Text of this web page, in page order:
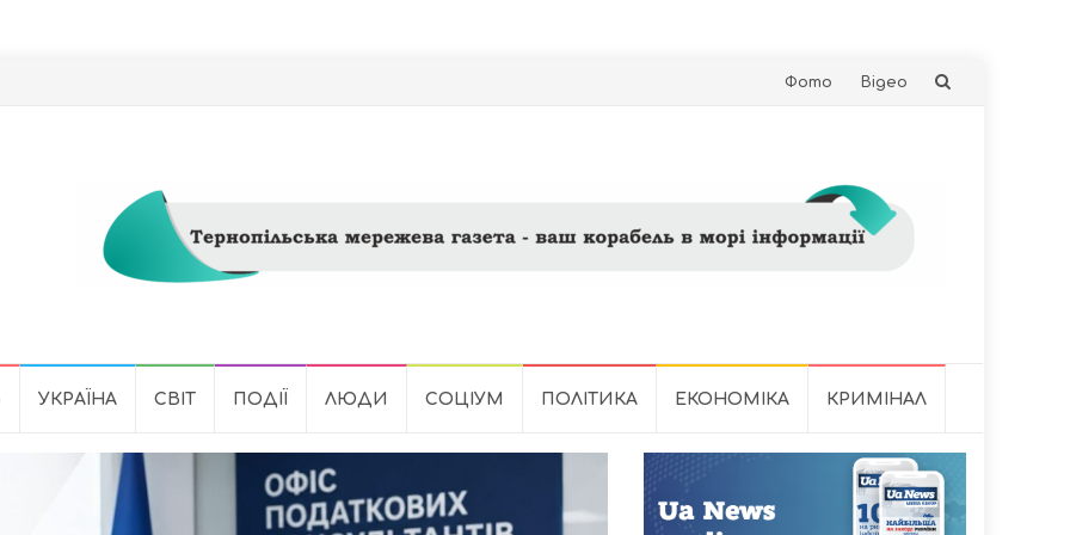
Skip
Фото Відео
УКРАЇНА СВІТ ПОДІЇ ЛЮДИ СОЦІУМ ПОЛІТИКА ЕКОНОМІКА КРИМІНАЛ